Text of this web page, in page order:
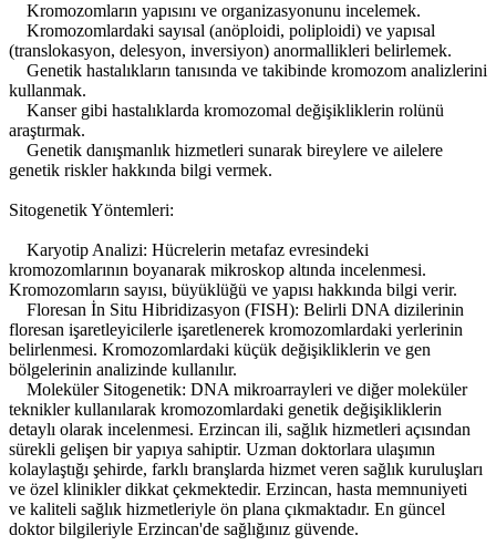
Kromozomların yapısını ve organizasyonunu incelemek.
Kromozomlardaki sayısal (anöploidi, poliploidi) ve yapısal
(translokasyon, delesyon, inversiyon) anormallikleri belirlemek.
Genetik hastalıkların tanısında ve takibinde kromozom analizlerini
kullanmak.
Kanser gibi hastalıklarda kromozomal değişikliklerin rolünü
araştırmak.
Genetik danışmanlık hizmetleri sunarak bireylere ve ailelere
genetik riskler hakkında bilgi vermek.
Sitogenetik Yöntemleri:
Karyotip Analizi: Hücrelerin metafaz evresindeki
kromozomlarının boyanarak mikroskop altında incelenmesi.
Kromozomların sayısı, büyüklüğü ve yapısı hakkında bilgi verir.
Floresan İn Situ Hibridizasyon (FISH): Belirli DNA dizilerinin
floresan işaretleyicilerle işaretlenerek kromozomlardaki yerlerinin
belirlenmesi. Kromozomlardaki küçük değişikliklerin ve gen
bölgelerinin analizinde kullanılır.
Moleküler Sitogenetik: DNA mikroarrayleri ve diğer moleküler
teknikler kullanılarak kromozomlardaki genetik değişikliklerin
detaylı olarak incelenmesi. Erzincan ili, sağlık hizmetleri açısından
sürekli gelişen bir yapıya sahiptir. Uzman doktorlara ulaşımın
kolaylaştığı şehirde, farklı branşlarda hizmet veren sağlık kuruluşları
ve özel klinikler dikkat çekmektedir. Erzincan, hasta memnuniyeti
ve kaliteli sağlık hizmetleriyle ön plana çıkmaktadır. En güncel
doktor bilgileriyle Erzincan'de sağlığınız güvende.